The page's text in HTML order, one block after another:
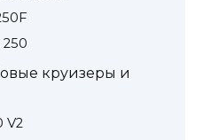
круизеры и
V2